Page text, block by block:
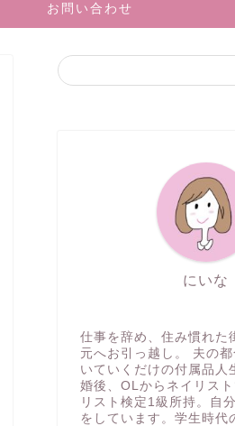
お問い合わせ
にいな
仕事を辞め、住み慣れた
元へお引っ越し。 夫の
いていくだけの付属品人
婚後、OLからネイリス
リスト検定1級所持。自
をしています。学生時代